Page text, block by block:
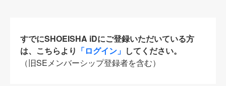
すでにSHOEISHA iDにご登録いただいている方
は、こちらより 「ログイン」 してください。
（旧SEメンバーシップ登録者を含む）